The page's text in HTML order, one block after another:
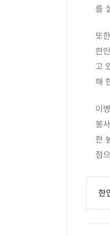
를
또
한
고
해
이
봉
한
점
한